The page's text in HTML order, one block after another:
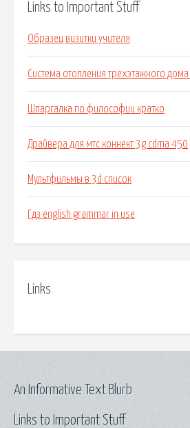
Links to Important Stuff
Образец визитки учителя
Система отопления трехэтажного
Шпаргалка по философии кратко
Драйвера для мтс коннект 3g cdma 450
Мультфильмы в 3d список
Гдз english grammar in use
Links
Links to Important Stuff
An Informative Text Blurb